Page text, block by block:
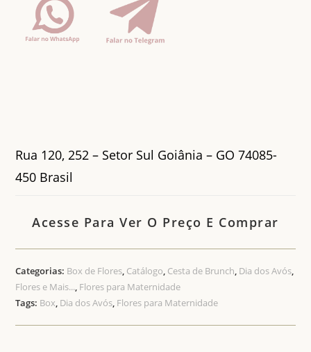
Rua 120, 252 – Setor Sul Goiânia – GO 74085-
450 Brasil
Acesse Para Ver O Preço E Comprar
Categorias: Box de Flores, Catálogo, Cesta de Brunch, Dia dos Avós,
Flores e Mais..., Flores para Maternidade
Tags: Box, Dia dos Avós, Flores para Maternidade